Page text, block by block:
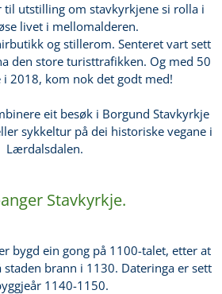
til utstilling om stavkyrkjene si rolla i
livet i mellomalderen.
og stillerom. Senteret vart sett
den store turisttrafikken. Og med 50
i 2018, kom nok det godt med!
eit besøk i Borgund Stavkyrkje
sykkeltur på dei historiske vegane i
Lærdalsdalen.
Stavkyrkje.
bygd ein gong på 1100-talet, etter at
brann i 1130. Dateringa er sett
1140-1150.